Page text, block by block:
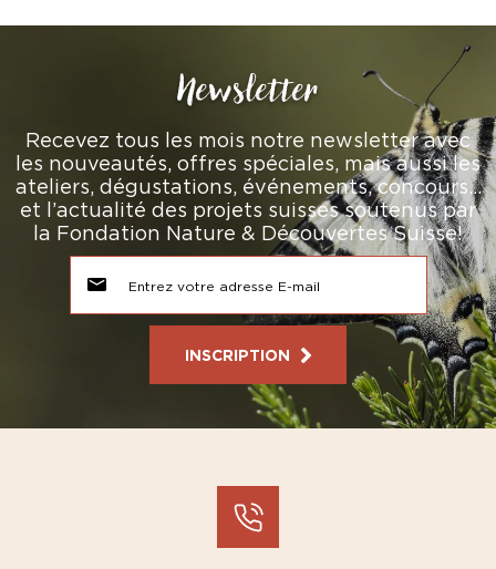
Newsletter
Recevez tous les mois notre newsletter avec
les nouveautés, offres spéciales, mais aussi les
ateliers, dégustations, événements, concours…
et l’actualité des projets suisses soutenus par
la Fondation Nature & Découvertes Suisse!
INSCRIPTION